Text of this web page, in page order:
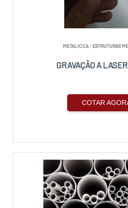
METALICCA - ESTRUTURAS
GRAVAÇÃO A
COTAR